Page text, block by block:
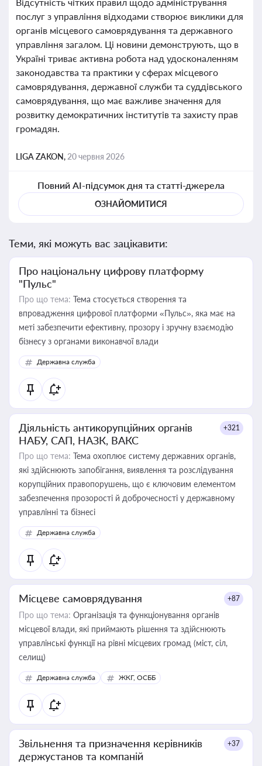
послуг з управління відходами створює виклики для
органів місцевого самоврядування та державного
управління загалом. Ці новини демонструють, що в
Україні триває активна робота над удосконаленням
законодавства та практики у сферах місцевого
самоврядування, державної служби та суддівського
самоврядування, що має важливе значення для
розвитку демократичних інститутів та захисту прав
громадян.
LIGA ZAKON, 20 червня 2026
Повний AI-підсумок дня та статті-джерела
ОЗНАЙОМИТИСЯ
Теми, які можуть вас зацікавити:
Про національну цифрову платформу
"Пульс"
Про що тема: Тема стосується створення та
впровадження цифрової платформи «Пульс», яка має на
меті забезпечити ефективну, прозору і зручну взаємодію
бізнесу з органами виконавчої влади
Державна служба
Діяльність антикорупційних органів
НАБУ, САП, НАЗК, ВАКС
+321
Про що тема: Тема охоплює систему державних органів,
які здійснюють запобігання, виявлення та розслідування
корупційних правопорушень, що є ключовим елементом
забезпечення прозорості й доброчесності у державному
управлінні та бізнесі
Державна служба
Місцеве самоврядування +87
Про що тема: Організація та функціонування органів
місцевої влади, які приймають рішення та здійснюють
управлінські функції на рівні місцевих громад (міст, сіл,
селищ)
Державна служба ЖКГ, ОСББ
Звільнення та призначення керівників
держустанов та компаній
+37